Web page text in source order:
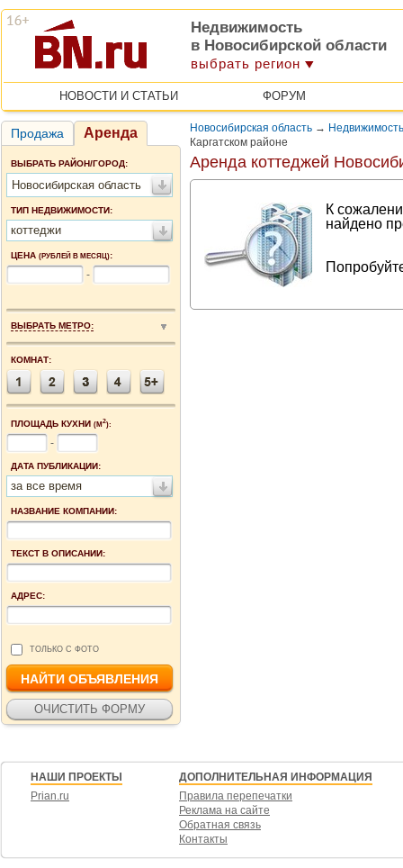
Недвижимость
в Новосибирской области
выбрать регион
НОВОСТИ И СТАТЬИ ФОРУМ
Продажа Аренда
ВЫБРАТЬ РАЙОН/ГОРОД:
Новосибирская область
ТИП НЕДВИЖИМОСТИ:
коттеджи
ЦЕНА (РУБЛЕЙ В МЕСЯЦ):
-
ВЫБРАТЬ МЕТРО:
КОМНАТ:
ПЛОЩАДЬ КУХНИ (М2):
-
ДАТА ПУБЛИКАЦИИ:
за все время
НАЗВАНИЕ КОМПАНИИ:
ТЕКСТ В ОПИСАНИИ:
АДРЕС:
ТОЛЬКО С ФОТО
Новосибирская область →
Каргатском районе
Аренда коттеджей
К
найдено
НАШИ ПРОЕКТЫ
Prian.ru
ДОПОЛНИТЕЛЬНАЯ ИНФОРМАЦИЯ
Правила перепечатки
Реклама на сайте
Обратная связь
Контакты